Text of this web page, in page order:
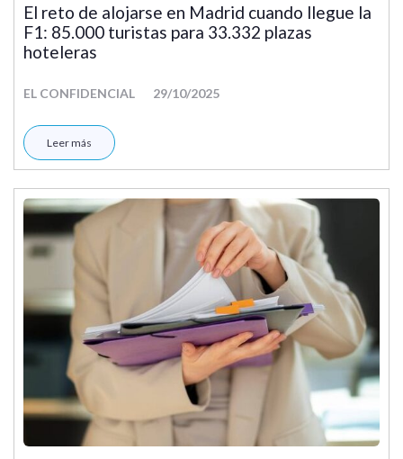
El reto de alojarse en Madrid cuando llegue la
F1: 85.000 turistas para 33.332 plazas
hoteleras
EL CONFIDENCIAL 29/10/2025
Leer más